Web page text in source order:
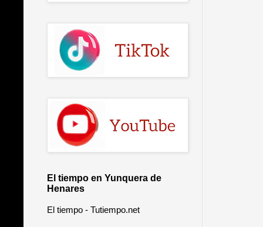
El tiempo en Yunquera de
Henares
El tiempo - Tutiempo.net